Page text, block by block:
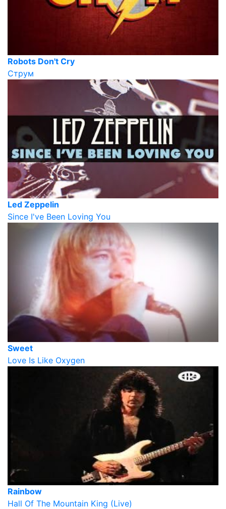
Robots Don't Cry
Струм
Led Zeppelin
Since I've Been Loving You
Sweet
Love Is Like Oxygen
Rainbow
Hall Of The Mountain King (Live)